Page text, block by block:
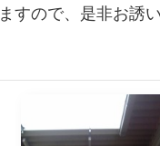
すので、是非お誘